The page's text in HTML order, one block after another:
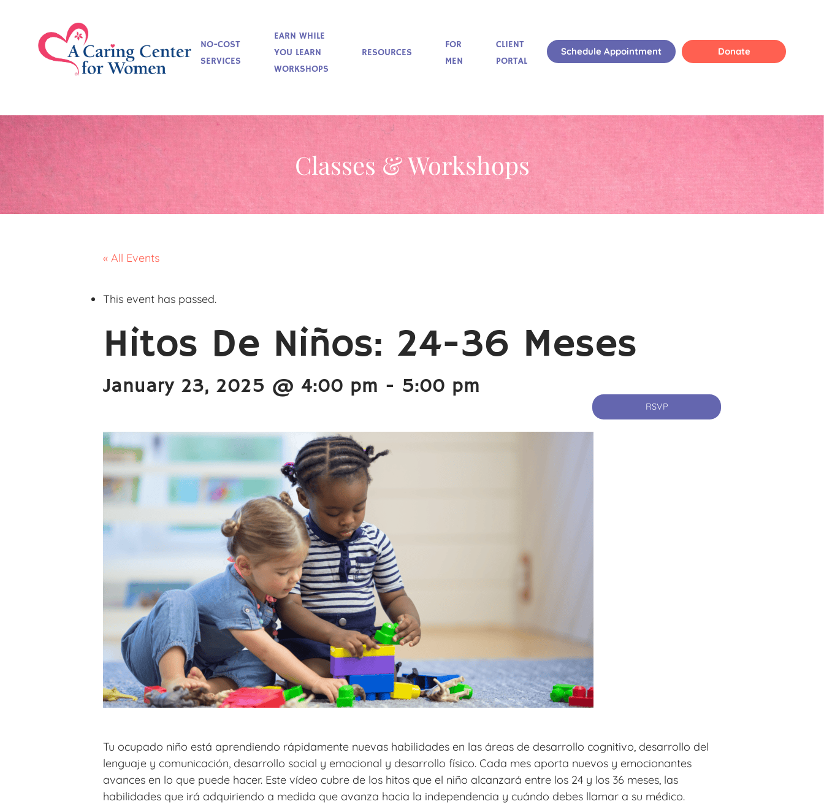
NO-COST
SERVICES
EARN WHILE
YOU LEARN
WORKSHOPS
RESOURCES
FOR
MEN
CLIENT
PORTAL
Schedule Appointment Donate
Classes & Workshops
« All Events
This event has passed.
Hitos De Niños: 24-36 Meses
January 23, 2025 @ 4:00 pm - 5:00 pm
RSVP
Tu ocupado niño está aprendiendo rápidamente nuevas habilidades en las áreas de desarrollo cognitivo, desarrollo del
lenguaje y comunicación, desarrollo social y emocional y desarrollo físico. Cada mes aporta nuevos y emocionantes
avances en lo que puede hacer. Este vídeo cubre de los hitos que el niño alcanzará entre los 24 y los 36 meses, las
habilidades que irá adquiriendo a medida que avanza hacia la independencia y cuándo debes llamar a su médico.